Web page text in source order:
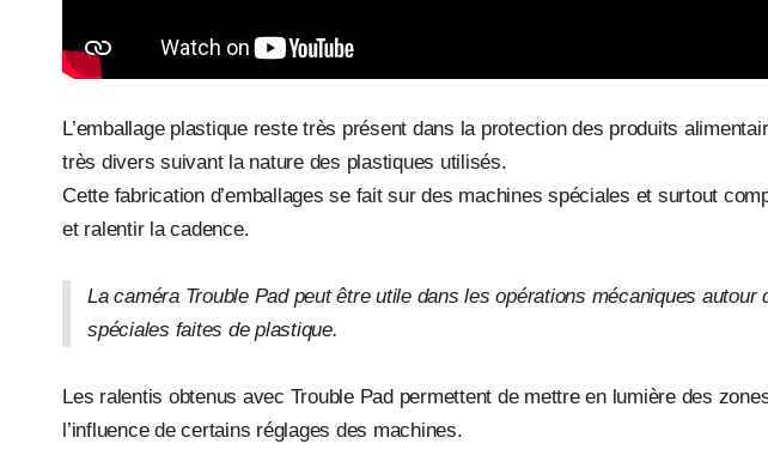
L’emballage plastique reste très présent dans la protection des produits
très divers suivant la nature des plastiques utilisés.
Cette fabrication d’emballages se fait sur des machines spéciales et surtout
et ralentir la cadence.
La caméra Trouble Pad peut être utile dans les opérations mécaniques
spéciales faites de plastique.
Les ralentis obtenus avec Trouble Pad permettent de mettre en lumière des
l’influence de certains réglages des machines.